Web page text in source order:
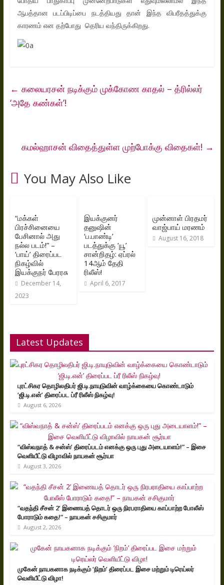
ஆபத்தான படப்பிடிப்பை நடத்தியது தான் இந்த விபரீதத்துக்கு
காரணம் என தற்போது தெரிய வந்திருக்கிறது.
← கலையரசன் நடிக்கும் முக்கோண காதல் – த்ரில்லர்
‘அதே கண்கள்’!
கமல்ஹாசன் விதைத்துள்ள முற்போக்கு விதைகள்! →
You May Also Like
“மக்கள்
பிரச்சினையை
பேசினால் அது
நல்ல படம்!” –
‘பாய்’ திரைப்பட
நிகழ்வில்
இயக்குநர் பேரரசு
December 14,
2023
இயக்குனர்
தனுஷின்
‘ப.பாண்டி’
படத்துக்கு ‘யூ’
சான்றிதழ்: ஏப்ரல்
14ஆம் தேதி
ரிலீஸ்!
April 6, 2017
முன்னாள் பிரதமர்
வாஜ்பாய் மரணம்
August 16, 2018
Latest Updates
புரட்சிகர தொழிலதிபர் ஜி.டி.நாயுடுவின் வாழ்க்கையை கொண்டாடும்
‘ஜி.டி.என்’ திரைப்பட ப்ரீ ரிலீஸ் நிகழ்வு!
August 6, 2026
“விஸ்வநாத் & சன்ஸ்’ திரைப்படம் எனக்கு ஒரு புது அடையாளம்!” – இசை
வெளியீட்டு விழாவில் நாயகன் சூர்யா
August 3, 2026
“வதந்தி சீசன் 2’ இணையத் தொடர் ஒரு நிரபராதியை காப்பாற்ற போலீஸ்
போராடும் கதை!” – நாயகன் சசிகுமார்
August 2, 2026
முகேன் நாயகனாக நடிக்கும் ‘நிறம்’ திரைப்பட இசை மற்றும் டிரெய்லர்
வெளியீட்டு விழா!